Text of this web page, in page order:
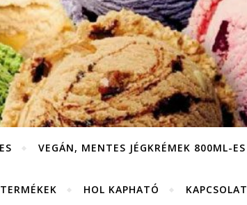
VEGÁN, MENTES JÉGKRÉMEK 800ML-ES
HOL KAPHATÓ KAPCSOLAT